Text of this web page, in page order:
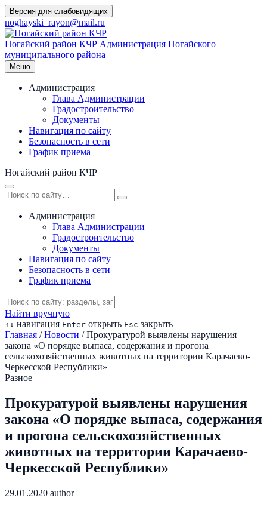
Перейти
к
содержимому
Версия для слабовидящих
noghayski_rayon@mail.ru
Ногайский район КЧР Администрация Ногайского
муниципального района
Меню
Администрация
Глава Администрации
Градостроительство
Документы
Навигация по сайту
Безопасность в сети
График приема
Ногайский район КЧР
Администрация
Глава Администрации
Градостроительство
Документы
Навигация по сайту
Безопасность в сети
График приема
Найти вручную
↑ ↓ навигация Enter открыть Esc закрыть
Главная / Новости / Прокуратурой выявлены нарушения
закона «О порядке выпаса, содержания и прогона
сельскохозяйственных животных на территории Карачаево-
Черкесской Республики»
Разное
Прокуратурой выявлены нарушения
закона «О порядке выпаса, содержания
и прогона сельскохозяйственных
животных на территории Карачаево-
Черкесской Республики»
29.01.2020 author